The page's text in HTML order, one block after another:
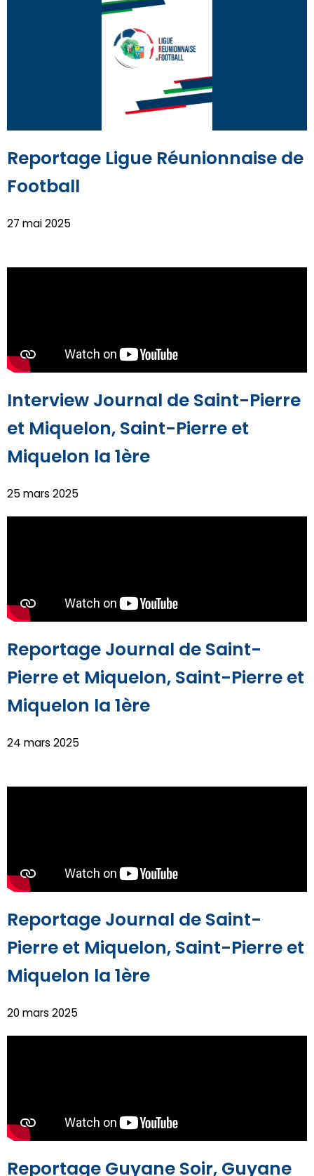
Reportage Ligue Réunionnaise de
Football
27 mai 2025
Interview Journal de Saint-Pierre
et Miquelon, Saint-Pierre et
Miquelon la 1ère
25 mars 2025
Reportage Journal de Saint-
Pierre et Miquelon, Saint-Pierre et
Miquelon la 1ère
24 mars 2025
Reportage Journal de Saint-
Pierre et Miquelon, Saint-Pierre et
Miquelon la 1ère
20 mars 2025
Reportage Guyane Soir, Guyane